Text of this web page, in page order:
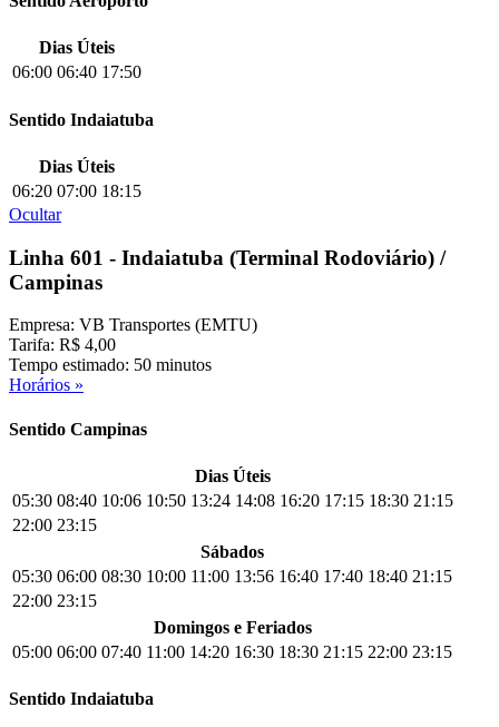
Dias Úteis
06:00 06:40 17:50
Sentido Indaiatuba
Dias Úteis
06:20 07:00 18:15
Ocultar
Linha 601 - Indaiatuba (Terminal Rodoviário) /
Campinas
Empresa: VB Transportes (EMTU)
Tarifa: R$ 4,00
Tempo estimado: 50 minutos
Horários »
Sentido Campinas
Dias Úteis
05:30 08:40 10:06 10:50 13:24 14:08 16:20 17:15 18:30 21:15
22:00 23:15
Sábados
05:30 06:00 08:30 10:00 11:00 13:56 16:40 17:40 18:40 21:15
22:00 23:15
Domingos e Feriados
05:00 06:00 07:40 11:00 14:20 16:30 18:30 21:15 22:00 23:15
Sentido Indaiatuba